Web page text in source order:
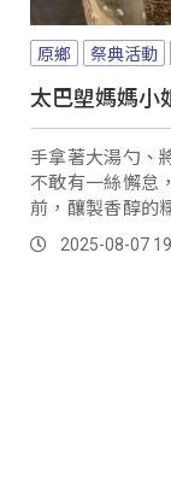
原鄉 祭典活動
太巴塱媽媽
手拿著大湯勺、
不敢有一絲懈怠
前，釀製香醇的
舉。2025-08-07